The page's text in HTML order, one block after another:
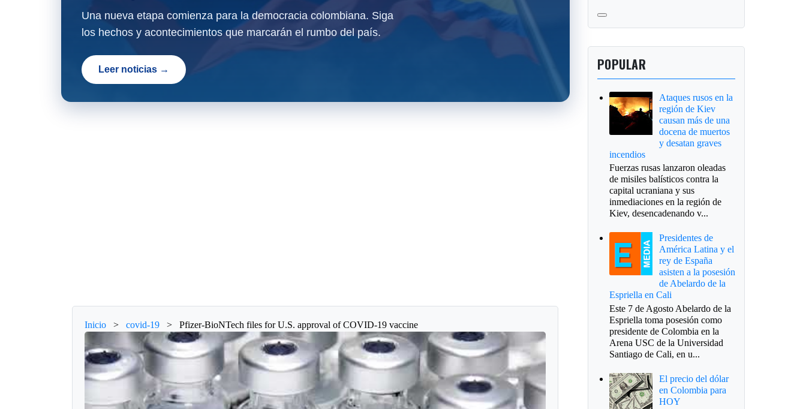
Una nueva etapa comienza para la democracia colombiana. Siga
los hechos y acontecimientos que marcarán el rumbo del país.
Leer noticias →
Inicio > covid-19 > Pfizer-BioNTech files for U.S. approval of COVID-19 vaccine
POPULAR
Ataques rusos en la
región de Kiev
causan más de una
docena de muertos
y desatan graves
incendios
Fuerzas rusas lanzaron oleadas
de misiles balísticos contra la
capital ucraniana y sus
inmediaciones en la región de
Kiev, desencadenando v...
Presidentes de
América Latina y el
rey de España
asisten a la posesión
de Abelardo de la
Espriella en Cali
Este 7 de Agosto Abelardo de la
Espriella toma posesión como
presidente de Colombia en la
Arena USC de la Universidad
Santiago de Cali, en u...
El precio del dólar
en Colombia para
HOY